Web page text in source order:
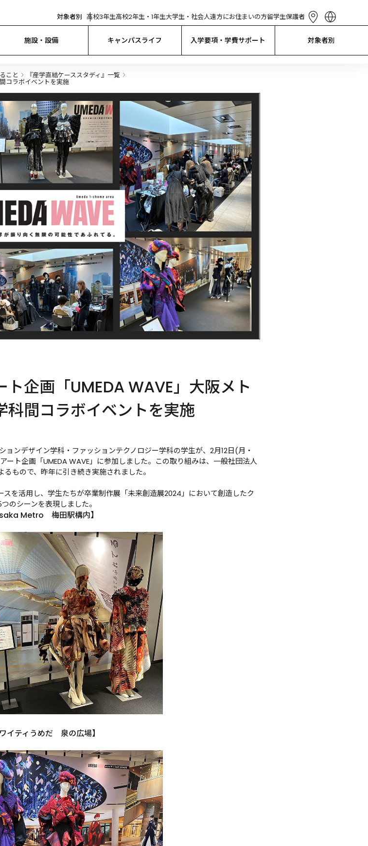
対象者別 高校3年生高校2年生・1年生大学生・社会人遠方にお住まいの方留学生保護者
简体中文
施設・設備 キャンパスライフ 入学要項・学費サポート 対象者別
こと 『産学直結ケーススタディ』一覧
コラボイベントを実施
企画「UMEDA WAVE」大阪メト
科間コラボイベントを実施
ンデザイン学科・ファッションテクノロジー学科の学生が、2月12日(月・
ト企画「UMEDA WAVE」に参加しました。この取り組みは、一般社団法人
もので、昨年に引き続き実施されました。
を活用し、学生たちが卒業制作展「未来創造展2024」において創造したク
のシーンを表現しました。
Metro　梅田駅構内】
ワイティうめだ　泉の広場】